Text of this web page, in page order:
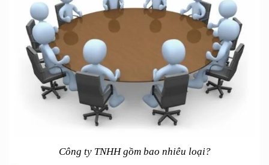
Công ty TNHH gồm bao nhiêu loại?